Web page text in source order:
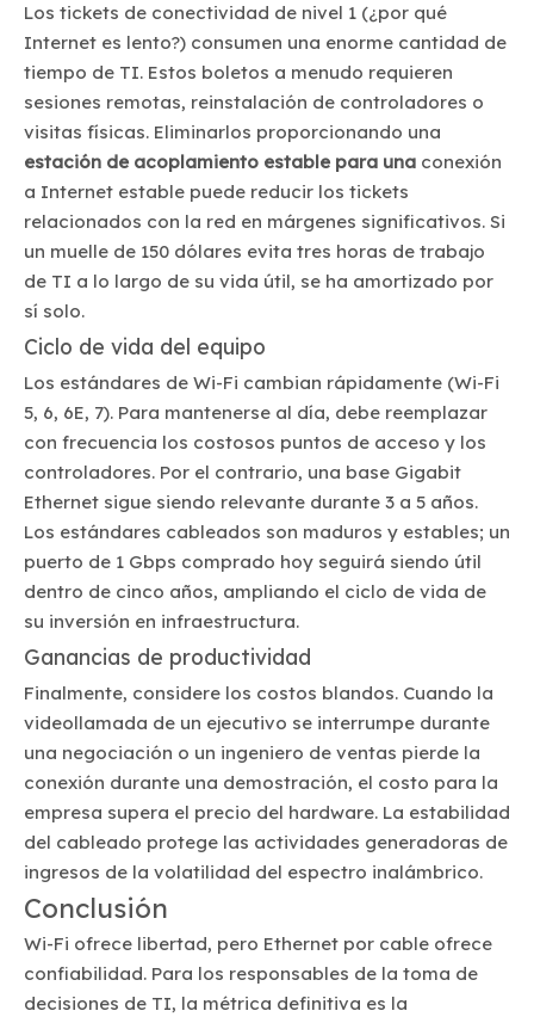
Los tickets de conectividad de nivel 1 (¿por qué
Internet es lento?) consumen una enorme cantidad de
tiempo de TI. Estos boletos a menudo requieren
sesiones remotas, reinstalación de controladores o
visitas físicas. Eliminarlos proporcionando una
estación de acoplamiento estable para una conexión
a Internet estable puede reducir los tickets
relacionados con la red en márgenes significativos. Si
un muelle de 150 dólares evita tres horas de trabajo
de TI a lo largo de su vida útil, se ha amortizado por
sí solo.
Ciclo de vida del equipo
Los estándares de Wi-Fi cambian rápidamente (Wi-Fi
5, 6, 6E, 7). Para mantenerse al día, debe reemplazar
con frecuencia los costosos puntos de acceso y los
controladores. Por el contrario, una base Gigabit
Ethernet sigue siendo relevante durante 3 a 5 años.
Los estándares cableados son maduros y estables; un
puerto de 1 Gbps comprado hoy seguirá siendo útil
dentro de cinco años, ampliando el ciclo de vida de
su inversión en infraestructura.
Ganancias de productividad
Finalmente, considere los costos blandos. Cuando la
videollamada de un ejecutivo se interrumpe durante
una negociación o un ingeniero de ventas pierde la
conexión durante una demostración, el costo para la
empresa supera el precio del hardware. La estabilidad
del cableado protege las actividades generadoras de
ingresos de la volatilidad del espectro inalámbrico.
Conclusión
Wi-Fi ofrece libertad, pero Ethernet por cable ofrece
confiabilidad. Para los responsables de la toma de
decisiones de TI, la métrica definitiva es la